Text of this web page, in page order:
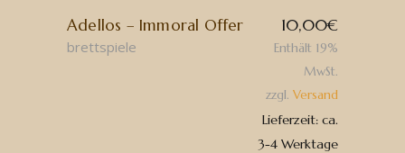
Adellos – Immoral Offer 10,00€
Enthält 19%
MwSt.
zzgl. Versand
Lieferzeit: ca.
3-4 Werktage
brettspiele